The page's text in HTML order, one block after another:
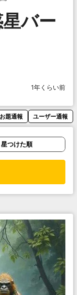
バー
1年くらい前
お題通報 ユーザー通報
星つけた順